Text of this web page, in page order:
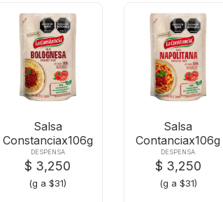
Salsa
Constanciax106g
Bolognesa
DESPENSA
$ 3,250
(g a $31)
Salsa
Contanciax106g
Napolitana
DESPENSA
$ 3,250
(g a $31)